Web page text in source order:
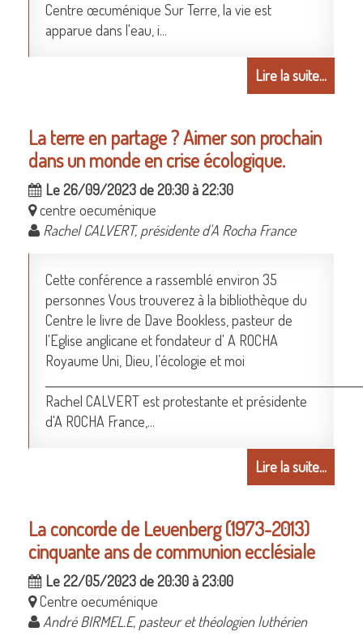
Centre œcuménique Sur Terre, la vie est
apparue dans l'eau, i...
Lire la suite...
La terre en partage ? Aimer son prochain
dans un monde en crise écologique.
Le 26/09/2023 de 20:30 à 22:30
centre oecuménique
Rachel CALVERT, présidente d'A Rocha France
Cette conférence a rassemblé environ 35
personnes Vous trouverez à la bibliothèque du
Centre le livre de Dave Bookless, pasteur de
l'Eglise anglicane et fondateur d' A ROCHA
Royaume Uni, Dieu, l’écologie et moi
Rachel CALVERT est protestante et présidente
d'A ROCHA France,...
Lire la suite...
La concorde de Leuenberg (1973-2013)
cinquante ans de communion ecclésiale
Le 22/05/2023 de 20:30 à 23:00
Centre oecuménique
André BIRMEL.E, pasteur et théologien luthérien